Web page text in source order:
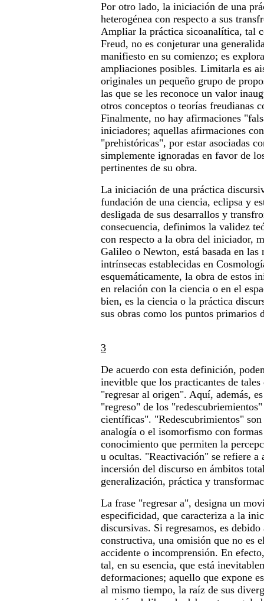
Por otro lado, la iniciación de una
heterogénea con respecto a sus
Ampliar la práctica sicoanalítica, tal
Freud, no es conjeturar una
manifiesto en su comienzo; es
ampliaciones posibles. Limitarla es
originales un pequeño grupo de
las que se les reconoce un valor
otros conceptos o teorías freudianas
Finalmente, no hay afirmaciones
iniciadores; aquellas afirmaciones
"prehistóricas", por estar asociadas
simplemente ignoradas en favor de
pertinentes de su obra.
La iniciación de una práctica
fundación de una ciencia, eclipsa y
desligada de sus desarrallos y
consecuencia, definimos la validez
con respecto a la obra del iniciador,
Galileo o Newton, está basada en las
intrínsecas establecidas en
esquemáticamente, la obra de estos
en relación con la ciencia o en el
bien, es la ciencia o la práctica
sus obras como los puntos primarios
3
De acuerdo con esta definición,
inevitble que los practicantes de tales
"regresar al origen". Aquí, además,
"regreso" de los
científicas". "Redescubrimientos"
analogía o el isomorfismo con
conocimiento que permiten la
u ocultas. "Reactivación" se refiere a
incersión del discurso en ámbitos
generalización, práctica y
La frase "regresar a", designa un
especificidad, que caracteriza a la
discursivas. Si regresamos, es
constructiva, una omisión que no es
accidente o incomprensión. En
tal, en su esencia, que está
deformaciones; aquello que expone
al mismo tiempo, la raíz de sus